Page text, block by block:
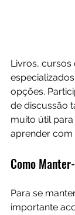
Livros, cursos
opções.
de discussão
muito útil
aprender com
Como
Para se
importante